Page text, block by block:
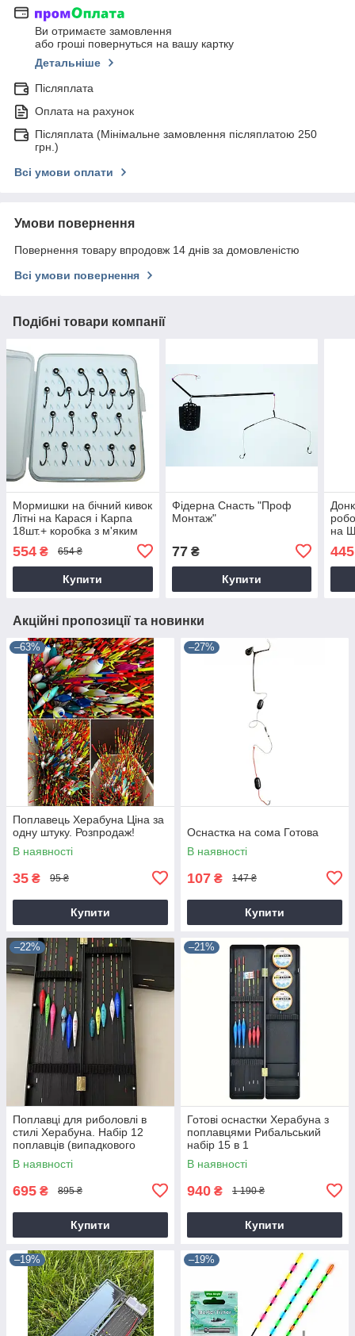
Ви отримаєте замовлення
або гроші повернуться на вашу картку
Детальніше
Післяплата
Оплата на рахунок
Післяплата (Мінімальне замовлення післяплатою 250
грн.)
Всі умови оплати
Умови повернення
Повернення товару впродовж 14 днів за домовленістю
Всі умови повернення
Подібні товари компанії
Мормишки на бічний кивок
Літні на Карася і Карпа
18шт.+ коробка з м'яким
554 ₴ 654 ₴
Купити
Фідерна Снасть "Проф
Монтаж"
77₴
Купити
на
445
Акційні пропозиції та новинки
–63%
Поплавець Херабуна Ціна за
одну штуку. Розпродаж!
В наявності
35 ₴ 95 ₴
Купити
–27%
Оснастка на сома Готова
В наявності
107 ₴ 147 ₴
Купити
–22%
Поплавці для риболовлі в
стилі Херабуна. Набір 12
поплавців (випадкового
кольору ваги та довжини) +
коробка
В наявності
695 ₴ 895 ₴
Купити
–21%
Готові оснастки Херабуна з
поплавцями Рибальський
набір 15 в 1
В наявності
940 ₴ 1 190 ₴
Купити
–19% –19%